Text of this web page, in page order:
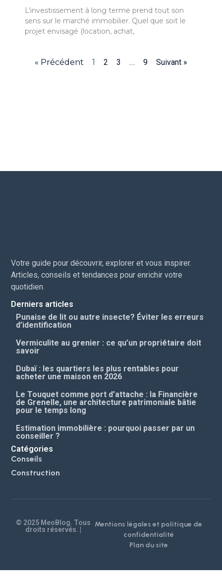
L’investissement à long terme prend tout son
sens sur le marché immobilier. Quel que soit le
projet envisagé (location, achat,
« Précédent 1 2 3 … 9 Suivant »
Votre guide pour découvrir, explorer et vous inspirer.
Articles, conseils et tendances pour enrichir votre
quotidien.
Derniers articles
Punaise de lit ou autre insecte? Éviter les erreurs
d’identification
Vermiculite au grenier : ce qu’un propriétaire doit
savoir
Dubaï : les quartiers les plus rentables pour
acheter une maison en 2026
Le Touquet comme port d’attache : la Financière
de Grenelle, une architecture patrimoniale bâtie
pour le temps long
Estimation immobilière : pourquoi passer par un
conseiller ?
Catégories
Conseils
Construction
© 2025 MeoBlog. Tous
droits réservés. |
Mentions légales et politique de
confidentialité
Plan du site